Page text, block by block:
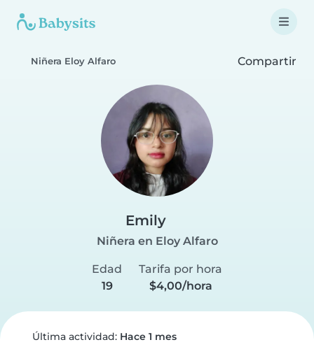
Niñera Eloy Alfaro Compartir
Emily
Niñera en Eloy Alfaro
Edad
19
Tarifa por hora
$4,00/hora
Última actividad: Hace 1 mes